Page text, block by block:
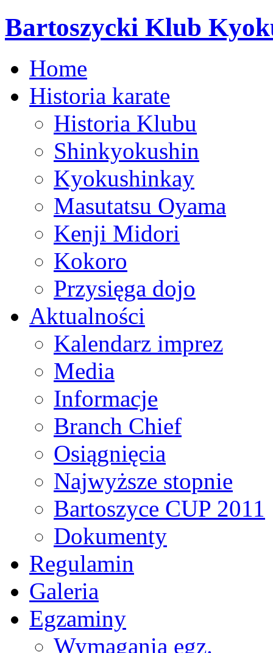
Bartoszycki Klub
Home
Historia karate
Historia Klubu
Shinkyokushin
Kyokushinkay
Masutatsu Oyama
Kenji Midori
Kokoro
Przysięga dojo
Aktualności
Kalendarz imprez
Media
Informacje
Branch Chief
Osiągnięcia
Najwyższe stopnie
Bartoszyce CUP 2011
Dokumenty
Regulamin
Galeria
Egzaminy
Wymagania egz.